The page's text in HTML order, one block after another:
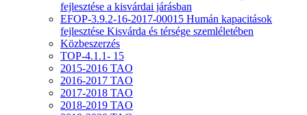
fejlesztése a kisvárdai járásban
EFOP-3.9.2-16-2017-00015 Humán kapacitások
fejlesztése Kisvárda és térsége szemléletében
Közbeszerzés
TOP-4.1.1- 15
2015-2016 TAO
2016-2017 TAO
2017-2018 TAO
2018-2019 TAO